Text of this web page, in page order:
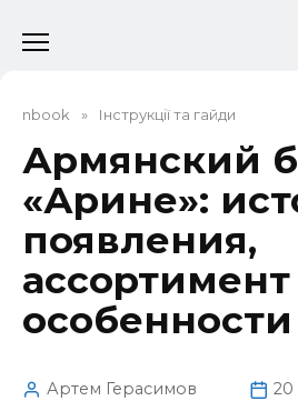
до
nbook » Інструкції та гайди
Армянский
«Арине»:
появления,
Артем Герасимов 20